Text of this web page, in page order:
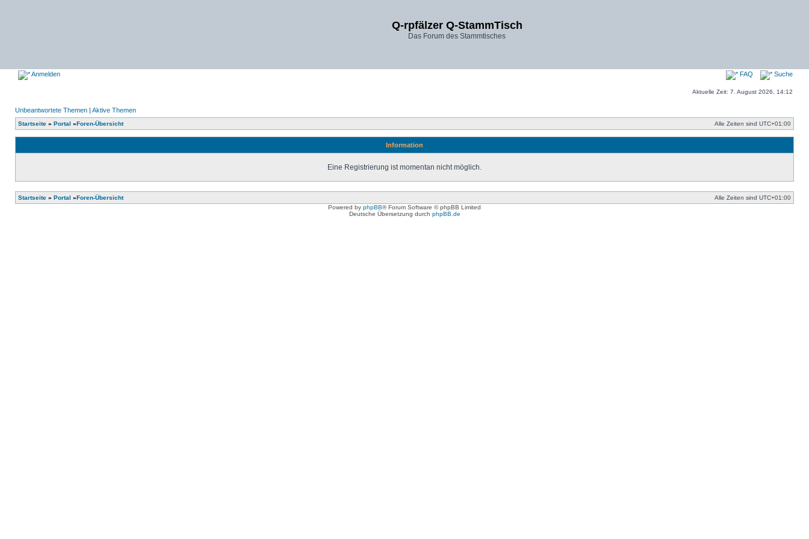
Q-rpfälzer Q-StammTisch
Das Forum des Stammtisches
Anmelden FAQ Suche
Aktuelle Zeit: 7. August 2026, 14:12
Unbeantwortete Themen | Aktive Themen
Startseite » Portal »Foren-Übersicht Alle Zeiten sind UTC+01:00
Information
Eine Registrierung ist momentan nicht möglich.
Startseite » Portal »Foren-Übersicht Alle Zeiten sind UTC+01:00
Powered by phpBB® Forum Software © phpBB Limited
Deutsche Übersetzung durch phpBB.de